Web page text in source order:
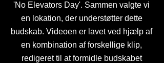
'No Elevators Day'. Sammen valgte vi
en lokation, der understøtter dette
budskab. Videoen er lavet ved hjælp af
en kombination af forskellige klip,
redigeret til at formidle budskabet